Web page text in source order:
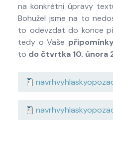
na konkrétní úpravy
Bohužel jsme na to
to odevzdat do konce
tedy o Vaše
to do čtvrtka 10. února